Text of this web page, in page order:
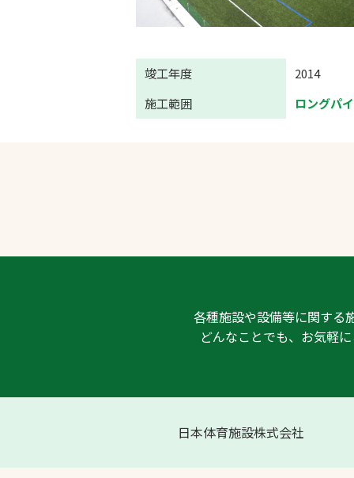
竣工年度
2014
施工範囲
ロングパ
各種施設や設備等に関する
どんなことでも、お気軽
日本体育施設株式会社